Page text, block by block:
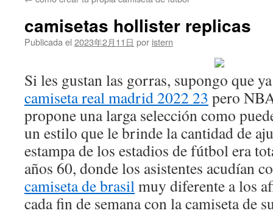
camisetas hollister replicas
Publicada el 2023年2月11日 por istern
Si les gustan las gorras, supongo que
camiseta real madrid 2022 23 pero
propone una larga selección como
un estilo que le brinde la cantidad de
estampa de los estadios de fútbol era
años 60, donde los asistentes acudían
camiseta de brasilmuy diferente a los
cada fin de semana con la camiseta de